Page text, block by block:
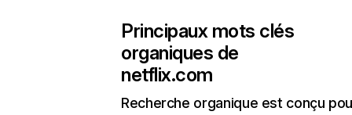
Principaux mots clés
organiques de
netflix.com
Recherche organique est conçu